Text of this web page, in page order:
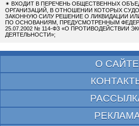
✴ ВХОДИТ В ПЕРЕЧЕНЬ ОБЩЕСТВЕННЫХ
ОРГАНИЗАЦИЙ, В ОТНОШЕНИИ КОТОРЫХ
ЗАКОННУЮ СИЛУ РЕШЕНИЕ О ЛИКВИДАЦИИ
ПО ОСНОВАНИЯМ, ПРЕДУСМОТРЕННЫМ
25.07.2002 № 114-ФЗ «О ПРОТИВОДЕЙСТВИИ
ДЕЯТЕЛЬНОСТИ»;
О САЙТЕ